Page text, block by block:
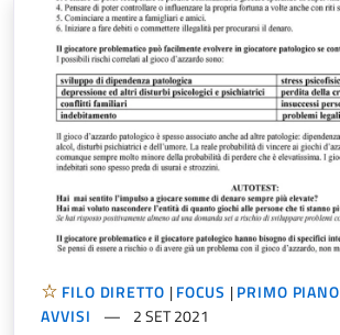
FILO DIRETTO |FOCUS |PRIMO PIANO
AVVISI
2 SET 2021